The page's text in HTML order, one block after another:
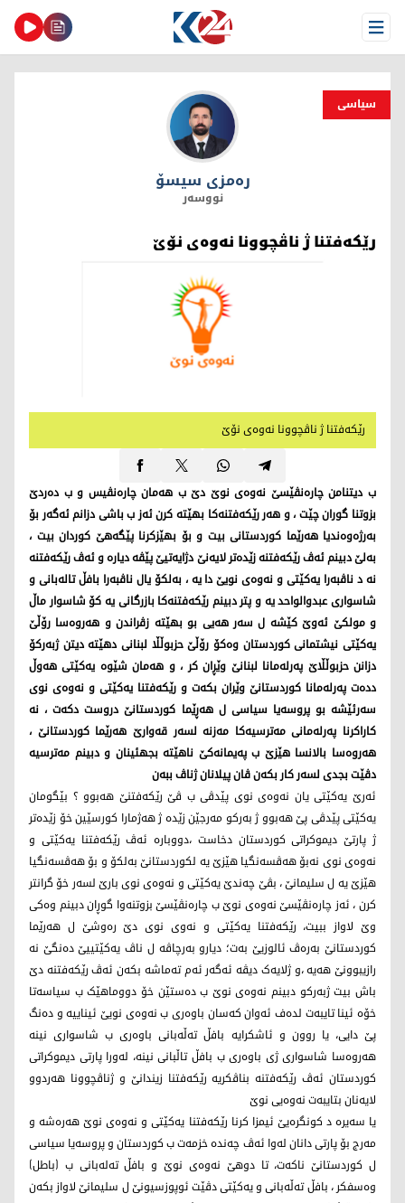
Open Menu
سیاسی
رەمزی سیسۆ
رەمزی سیسۆ
نووسەر
رێکەفتنا ژ ناڤچوونا نەوەی نۆێ
رێکەفتنا ژ ناڤچوونا نەوەی نۆێ
ب دیتنامن چارەنڤێسێ نەوەی نوێ دێ ب هەمان چارەنڤیس و ب دەردێ
بزوتنا گوران چێت ، و هەر رێکەفتنەکا بهێتە کرن ئەز ب باشی دزانم ئەگەر بۆ
بەرژەوەندیا هەرێما کوردستانی بیت و بۆ بهێزکرنا پێگەهێ کوردان بیت ،
بەلێ دبینم ئەڤ رێکەفتنە زێدەتر لایەنێ دژایەتیێ پێڤە دیارە و ئەڤ رێکەفتنە
نە د ناڤبەرا یەکێتی و نەوەی نویێ دا یە ، بەلکۆ یال ناڤبەرا بافڵ تالەبانی و
شاسواری عبدوالواحد یە و پتر دبینم رێکەفتنەکا بازرگانی یە کۆ شاسوار ماڵ
و مولکێ ئەوێ کێشە ل سەر هەیی بو بهێتە زڤراندن و هەروەسا رۆڵێ
یەکێتی نیشتمانی کوردستان وەکۆ رۆڵێ حزبوڵڵا لبنانی دهێتە دیتن ژبەرکۆ
دزانن حزبوڵڵاێ پەرلەمانا لبنانێ وێڕان کر ، و هەمان شێوە یەکێتی هەوڵ
ددەت پەرلەمانا کوردستانێ وێران بکەت و رێکەفتنا یەکێتی و نەوەی نوی
سەرئێشە بو پروسەیا سیاسی ل هەڕێما کوردستانێ دروست دکەت ، نە
کاراکرنا پەرلەمانی مەترسیەکا مەزنە لسەر قەوارێ هەرێما کوردستانێ ،
هەروەسا بالانسا هێزێ ب پەیمانەکێ ناهێتە بجهئینان و دبینم مەترسیە
دڤێت بجدی لسەر کار بکەن ڤان پیلانان ژناڤ ببەن
ئەرێ یەکێتی یان نەوەی نوی پێدڤی ب ڤێ رێکەفتنێ هەبوو ؟ بێگومان
یەکێتی پێدڤی پێ هەبوو ژ بەرکو مەرجێن زێدە ژ هەژمارا کورسێین خۆ زێدەتر
ژ پارتێ دیموکراتی کوردستان دخاست ،دووبارە ئەڤ رێکەفتنا یەکێتی و
نەوەی نوی نەبۆ هەڤسەنگیا هێزێ یە لکوردستانێ بەلکۆ و بۆ هەڤسەنگیا
هێزێ یە ل سلیمانێ ، بڤێ چەندێ یەکێتی و نەوەی نوی بارێ لسەر خۆ گرانتر
کرن ، ئەز چارەنڤێسێ نەوەی نوێ ب چارەنڤێسێ بزوتنەوا گوڕان دبینم وەکی
وێ لاواز ببیت، رێکەفتنا یەکێتی و نەوی نوی دێ رەوشێ ل هەرێما
کوردستانێ بەرەڤ ئالوزیێ بەت؛ دیارو بەرچاڤە ل ناڤ یەکێتییێ دەنگێ نە
رازیبوونێ هەیە ،و ژلایەک دیڤە ئەگەر ئەم تەماشە بکەن ئەڤ رێکەفتنە دێ
باش بیت ژبەرکو دبینم نەوەی نوێ ب دەستێن خۆ دووماهێک ب سیاسەتا
خۆە ئینا تایبەت لدەف ئەوان کەسان باوەری ب نەوەی نویێ ئیناییە و دەنگ
پێ دایی، یا روون و ئاشکرایە بافڵ تەڵەبانی باوەری ب شاسواری نینە
هەروەسا شاسواری ژی باوەری ب بافڵ تاڵبانی نینە، لەورا پارتی دیموکراتی
کوردستان ئەڤ رێکەفتنە بناڤکریە رێکەفتنا زیندانێ و ژناڤچوونا هەردوو
لایەنان بتایبەت نەوەیی نوێ
یا سەیرە د کونگرەیێ ئیمزا کرنا رێکەفتنا یەکێتی و نەوەی نوێ هەرەشە و
مەرج بۆ پارتی دانان لەوا ئەڤ چەندە خزمەت ب کوردستان و پروسەیا سیاسی
ل کوردستانێ ناکەت، تا دوهێ نەوەی نوێ و بافڵ تەلەبانی ب (باطل)
وەسفکر ، بافڵ تەڵەبانی و یەکێتی دڤێت ئوپوزسیونێ ل سلیمانێ لاواز بکەن